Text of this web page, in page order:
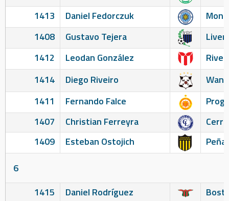
1413
Daniel Fedorczuk
1408
Gustavo Tejera
1412
Leodan González
1414
Diego Riveiro
1411
Fernando Falce
1407
Christian Ferreyra
1409
Esteban Ostojich
6
1415
Daniel Rodríguez